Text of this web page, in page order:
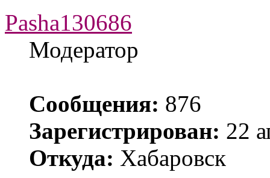
Pasha130686
Модератор
Сообщения: 876
Зарегистрирован: 22
Откуда: Хабаровск